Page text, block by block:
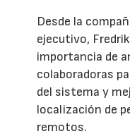
Desde la
ejecutivo,
importancia de
colaboradoras
del sistema y
localización de
remotos.